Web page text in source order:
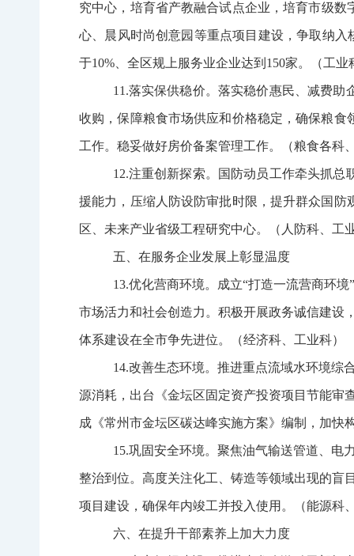
究中心 ， 培育省产教融合试点企业 ，培育市级数
心、晨风时尚创意园等重点项目建设，争取纳入
于10%、全区规上服务业企业达到150家。 （工
11.落实保供稳价。 落实稳价惠民、减费助
收购，保障粮食市场供应和价格稳定，确保粮食
工作。稳妥做好房价备案管理工作。（粮食各科
12.注重创新探索。 国防动员工作牵头抓总
援能力，压缩人防设防审批时限 ，提升群众国防
区、未来产业省级工程研究中心。（人防科、工
五、在服务企业发展上彰显温度
13.优化营商环境。 成立“打造一流营商环境”
市场活力和社会创造力 。 积极开展政务诚信建设
体系建设在全市争先进位。 （经济科、工业科）
14.改善生态环境。 推进重点流域水环境综
源消耗， 出台《金坛区固定资产投资项目节能审
成《常州市金坛区碳达峰实施方案》编制， 加快
15.巩固安全环境。 聚焦油气输送管道、电
整治到位。高度关注化工、铸造等领域出现的盲
项目建设，确保年内竣工并投入使用。（能源科
六、在提升干部素养上加大力度